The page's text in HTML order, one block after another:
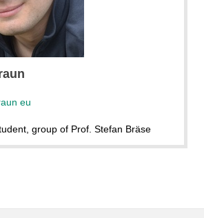
eu
group of Prof. Stefan Bräse